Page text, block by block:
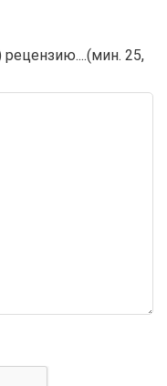
25,